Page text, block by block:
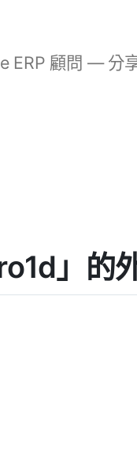
ERP 顧問 — 分
」的